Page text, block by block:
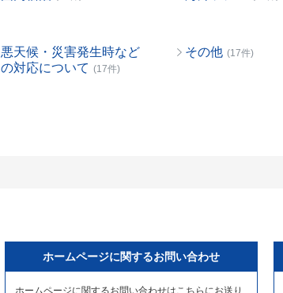
悪天候・災害発生時など
の対応について (17件)
その他 (17件)
ホームページに関するお問い合わせ
ホームページに関するお問い合わせはこちらにお送り